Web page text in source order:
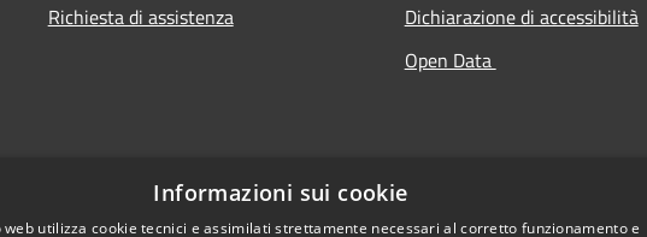
Richiesta di assistenza
Dichiarazione di accessibilità
Open Data
Informazioni sui cookie
web utilizza cookie tecnici e assimilati strettamente necessari al corretto funzionamento e